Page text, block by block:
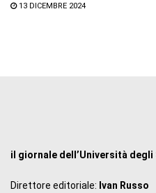
13 DICEMBRE 2024
il giornale dell’Università degli
Direttore editoriale: Ivan Russo